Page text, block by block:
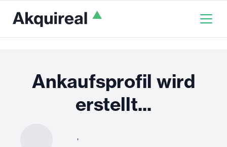
Ankaufsprofil wird
erstellt...
,